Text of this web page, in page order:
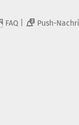
FAQ 2 Push-